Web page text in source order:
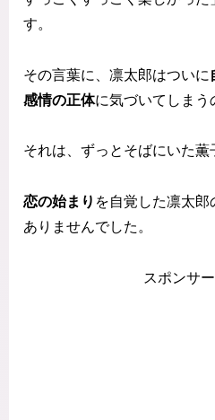
す。
その言葉に、凛太郎はついに
感情の正体に気づいてしまう
それは、ずっとそばにいた薫
恋の始まり を自覚した凛太
ありませんでした。
スポンサ